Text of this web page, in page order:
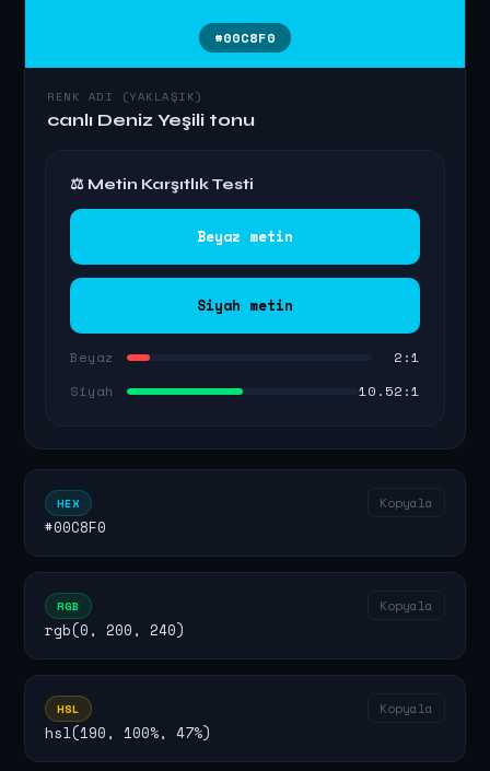
#00C8F0
RENK ADI (YAKLAŞIK)
canlı Deniz Yeşili tonu
⚖ Metin Karşıtlık Testi
Beyaz metin
Siyah metin
Beyaz
2:1
Siyah
10.52:1
HEX Kopyala
#00C8F0
RGB Kopyala
rgb(0, 200, 240)
HSL Kopyala
hsl(190, 100%, 47%)